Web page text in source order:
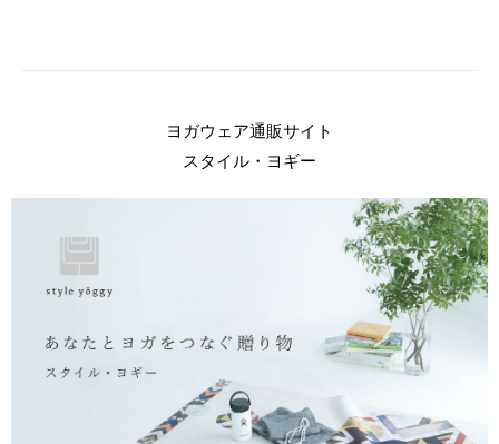
ヨガウェア通販サイト
スタイル・ヨギー